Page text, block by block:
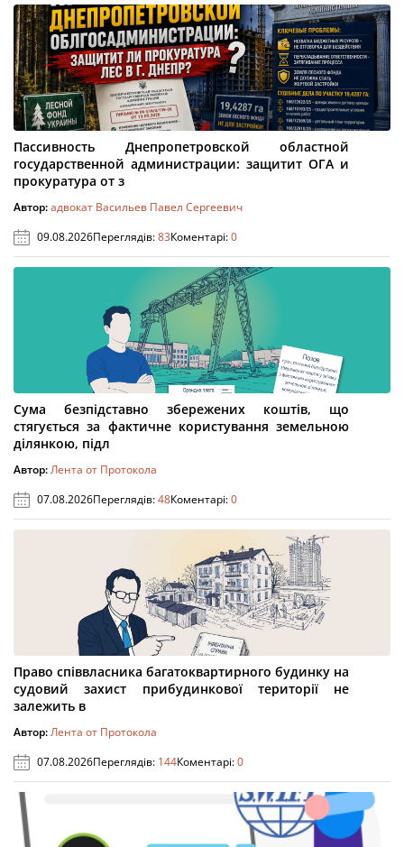
Пассивность Днепропетровской областной
государственной администрации: защитит ОГА и
прокуратура от з
Автор:адвокат Васильев Павел Сергеевич
09.08.2026Переглядів:83Коментарі:0
Сума безпідставно збережених коштів, що
стягується за фактичне користування земельною
ділянкою, підл
Автор:Лента от Протокола
07.08.2026Переглядів:48Коментарі:0
Право співвласника багатоквартирного будинку на
судовий захист прибудинкової території не
залежить в
Автор:Лента от Протокола
07.08.2026Переглядів: 144Коментарі:0